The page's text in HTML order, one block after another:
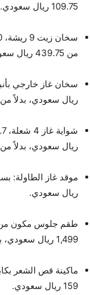
109.75 ريال سعودي.
من 439.75 ريال سعودي.
ريال سعودي، بدلاً من 1,399 ريال سعودي.
ريال سعودي، بدلاً من 1,599 ريال سعودي.
ريال سعودي.
1,499 ريال سعودي، بدلاً من 1,650 ريال سعودي.
159 ريال سعودي.